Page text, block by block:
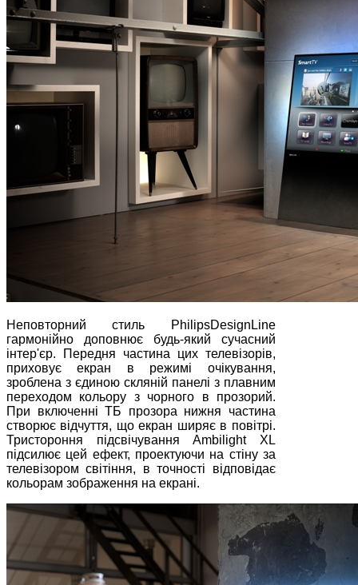
Неповторний стиль PhilipsDesignLine
гармонійно доповнює будь-який сучасний
інтер'єр. Передня частина цих телевізорів,
приховує екран в режимі очікування,
зроблена з єдиною скляній панелі з плавним
переходом кольору з чорного в прозорий.
При включенні ТБ прозора нижня частина
створює відчуття, що екран ширяє в повітрі.
Тристороння підсвічування Ambilight XL
підсилює цей ефект, проектуючи на стіну за
телевізором світіння, в точності відповідає
кольорам зображення на екрані.